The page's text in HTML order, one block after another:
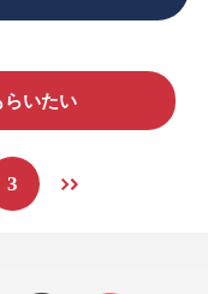
らいたい
3